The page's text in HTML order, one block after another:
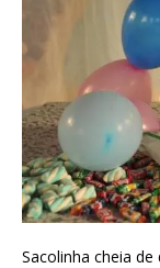
Sacolinha cheia de